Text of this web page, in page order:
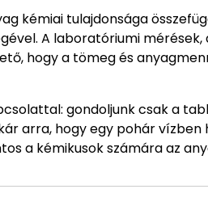
kémiai tulajdonsága
A laboratóriumi mérések,
hogy a tömeg és
gondoljunk csak a
arra, hogy egy pohár vízben
a kémikusok számára az